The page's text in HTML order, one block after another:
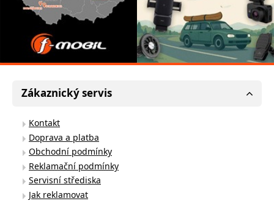
Zákaznický servis
Kontakt
Doprava a platba
Obchodní podmínky
Reklamační podmínky
Servisní střediska
Jak reklamovat